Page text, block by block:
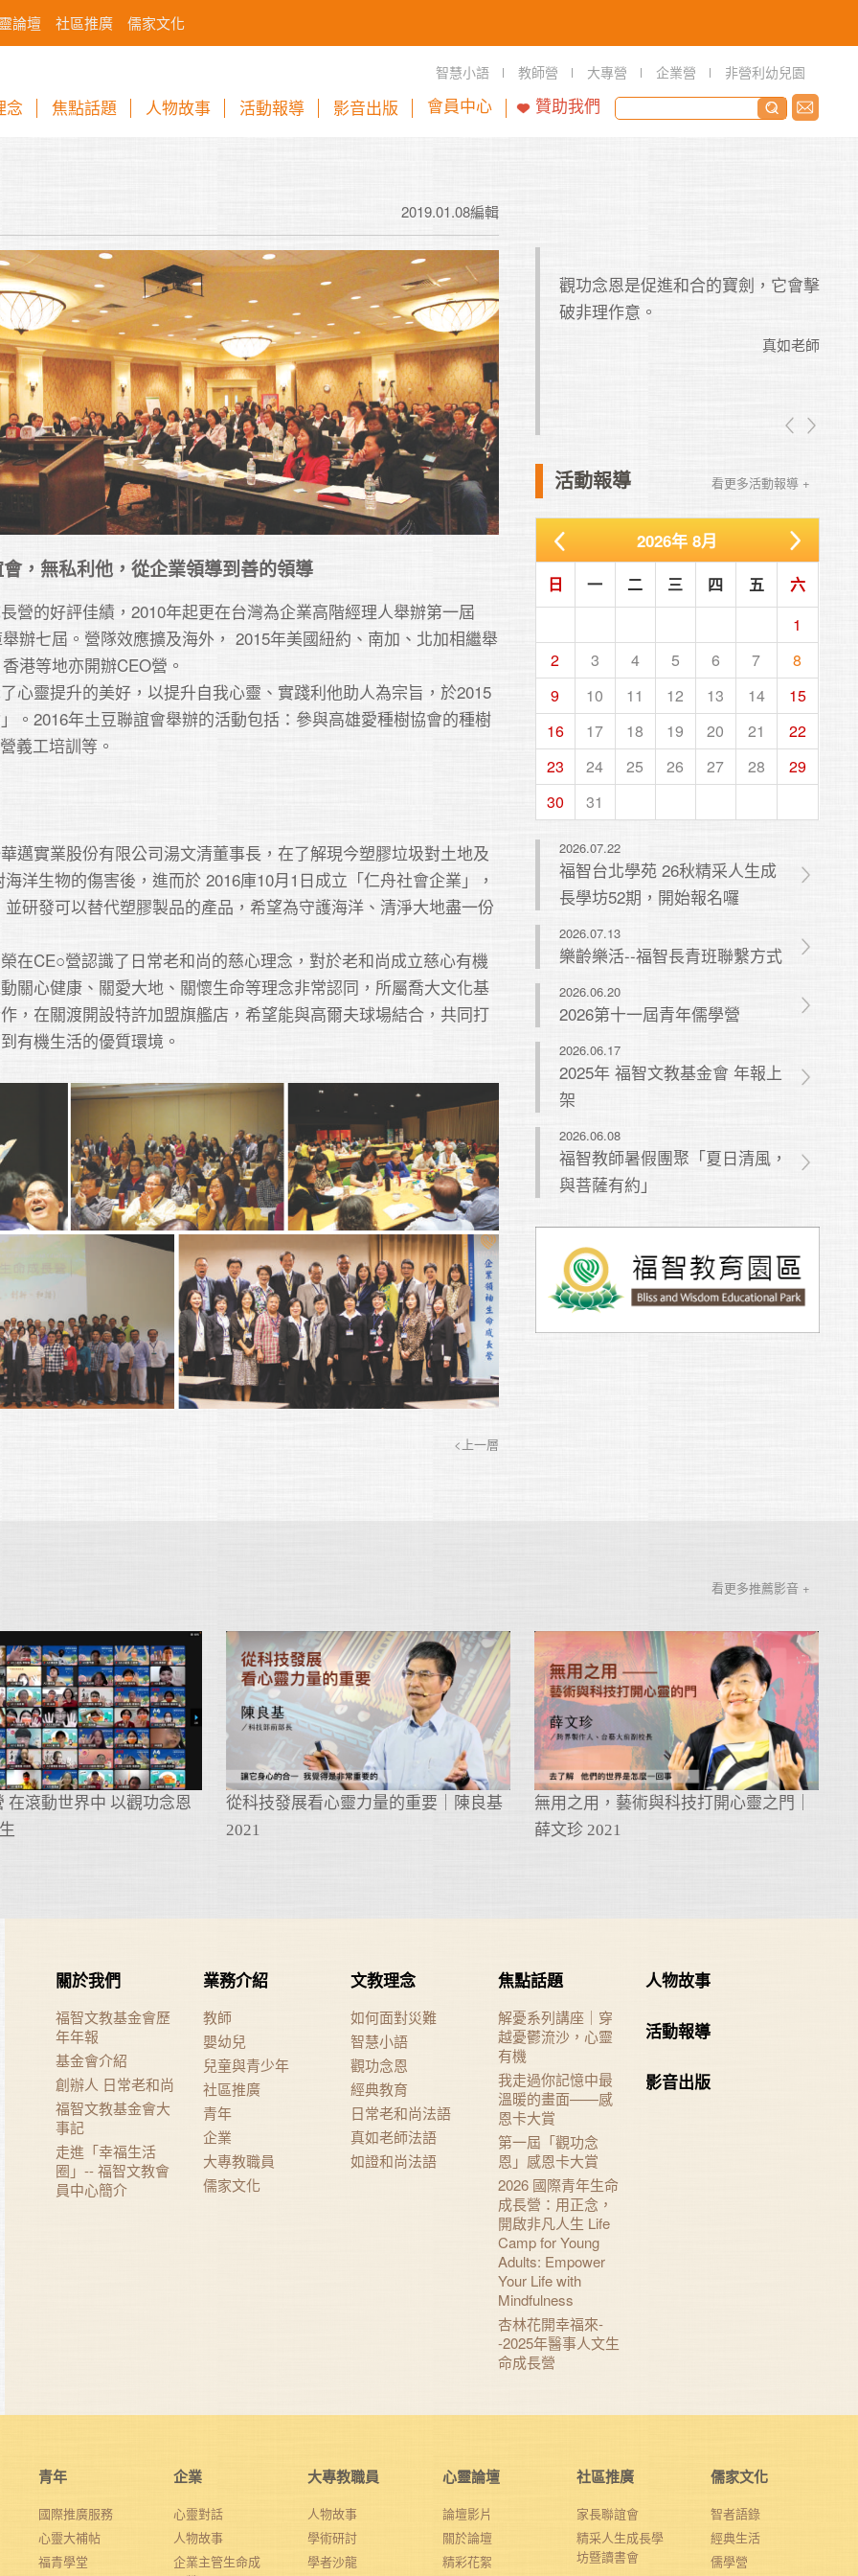
論壇 社區推廣 儒家文化
智慧小語 教師營 大專營 企業營 非營利幼兒園
念 焦點話題 人物故事 活動報導 影音出版 會員中心 贊助我們
2019.01.08編輯
，無私利他，從企業領導到善的領導
營的好評佳績，2010年起更在台灣為企業高階經理人舉辦第一屆
辦七屆。營隊效應擴及海外， 2015年美國紐約、南加、北加相繼舉
港等地亦開辦CEO營。
心靈提升的美好，以提升自我心靈、實踐利他助人為宗旨，於2015
。2016年土豆聯誼會舉辦的活動包括：參與高雄愛種樹協會的種樹
義工培訓等。
邁實業股份有限公司湯文清董事長，在了解現今塑膠垃圾對土地及
洋生物的傷害後，進而於 2016庫10月1日成立「仁舟社會企業」，
研發可以替代塑膠製品的產品，希望為守護海洋、清淨大地盡一份
在CE○營認識了日常老和尚的慈心理念，對於老和尚成立慈心有機
關心健康、關愛大地、關懷生命等理念非常認同，所屬喬大文化基
，在關渡開設特許加盟旗艦店，希望能與高爾夫球場結合，共同打
有機生活的優質環境。
<上一層
因為煩惱沒有調伏，所以生命才感受
到種種的痛苦。
上日下
觀功念恩是促進和合的寶劍，它會擊
破非理作意。
真如老師
善於
夠珍
活動報導 看更多活動報導 +
2026年8月
日 一 二 三 四 五
六
1
2
3 4 5 6 7
8
9
10 11 12 13 14
15
16
17 18 19 20 21
22
23
24 25 26 27 28
29
30
31
2026.07.22
福智台北學苑 26秋精采人生成
長學坊52期，開始報名囉
2026.07.13
樂齡樂活--福智長青班聯繫方式
2026.06.20
2026第十一屆青年儒學營
2026.06.17
2025年 福智文教基金會 年報上
架
2026.06.08
福智教師暑假團聚「夏日清風，
與菩薩有約」
看更多推薦影音 +
在滾動世界中 以觀功念恩
從科技發展看心靈力量的重要｜陳良基
2021
無用之用，藝術與科技打開心靈之門｜
薛文珍 2021
關於我們
福智文教基金會歷
年年報
基金會介紹
創辦人 日常老和尚
福智文教基金會大
事記
走進「幸福生活
圈」-- 福智文教會
員中心簡介
業務介紹
教師
嬰幼兒
兒童與青少年
社區推廣
青年
企業
大專教職員
儒家文化
文教理念
如何面對災難
智慧小語
觀功念恩
經典教育
日常老和尚法語
真如老師法語
如證和尚法語
焦點話題
解憂系列講座｜穿
越憂鬱流沙，心靈
有機
我走過你記憶中最
溫暖的畫面——感
恩卡大賞
第一屆「觀功念
恩」感恩卡大賞
2026 國際青年生命
成長營：用正念，
開啟非凡人生 Life
Camp for Young
Adults: Empower
Your Life with
Mindfulness
杏林花開幸福來-
-2025年醫事人文生
命成長營
人物故事
活動報導
影音出版
青年
國際推廣服務
心靈大補帖
福青學堂
企業
心靈對話
人物故事
企業主管生命成
大專教職員
人物故事
學術研討
學者沙龍
心靈論壇
論壇影片
關於論壇
精彩花絮
社區推廣
家長聯誼會
精采人生成長學
坊暨讀書會
儒家文化
智者語錄
經典生活
儒學營